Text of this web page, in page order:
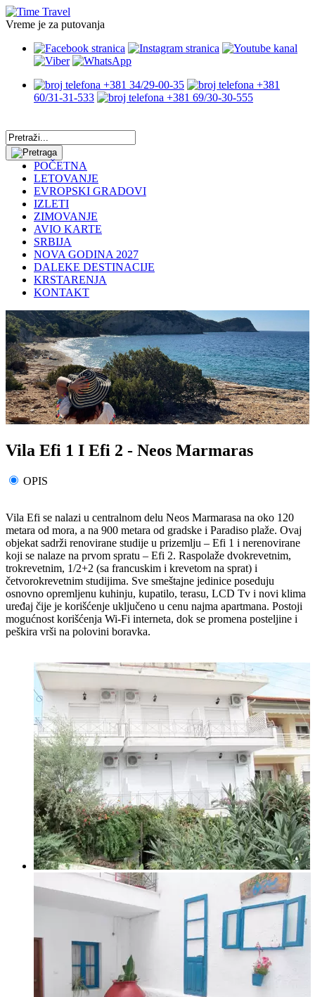
Vreme je za putovanja
+381 34/29-00-35
+381
60/31-31-533
+381 69/30-30-555
POČETNA
LETOVANJE
EVROPSKI GRADOVI
IZLETI
ZIMOVANJE
AVIO KARTE
SRBIJA
NOVA GODINA 2027
DALEKE DESTINACIJE
KRSTARENJA
KONTAKT
Vila Efi 1 I Efi 2 - Neos Marmaras
OPIS
Vila Efi se nalazi u centralnom delu Neos Marmarasa na oko 120
metara od mora, a na 900 metara od gradske i Paradiso plaže. Ovaj
objekat sadrži renovirane studije u prizemlju – Efi 1 i nerenovirane
koji se nalaze na prvom spratu – Efi 2. Raspolaže dvokrevetnim,
trokrevetnim, 1/2+2 (sa francuskim i krevetom na sprat) i
četvorokrevetnim studijima. Sve smeštajne jedinice poseduju
osnovno opremljenu kuhinju, kupatilo, terasu, LCD Tv i novi klima
uređaj čije je korišćenje uključeno u cenu najma apartmana. Postoji
mogućnost korišćenja Wi-Fi interneta, dok se promena posteljine i
peškira vrši na polovini boravka.